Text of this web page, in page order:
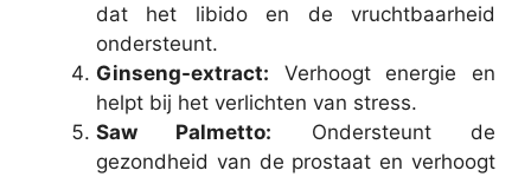
dat het libido en de vruchtbaarheid
ondersteunt.
Ginseng-extract: Verhoogt energie en
helpt bij het verlichten van stress.
Saw Palmetto: Ondersteunt de
gezondheid van de prostaat en verhoogt